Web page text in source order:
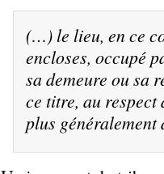
(…) le lieu, en ce
encloses, occupé
sa demeure ou sa
ce titre, au
plus généralement